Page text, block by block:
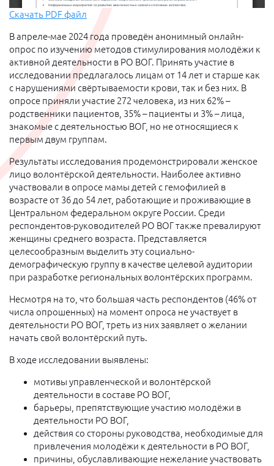
Скачать PDF файл
В апреле-мае 2024 года проведён анонимный онлайн-
опрос по изучению методов стимулирования молодёжи к
активной деятельности в РО ВОГ. Принять участие в
исследовании предлагалось лицам от 14 лет и старше как
с нарушениями свёртываемости крови, так и без них. В
опросе приняли участие 272 человека, из них 62% –
родственники пациентов, 35% – пациенты и 3% – лица,
знакомые с деятельностью ВОГ, но не относящиеся к
первым двум группам.
Результаты исследования продемонстрировали женское
лицо волонтёрской деятельности. Наиболее активно
участвовали в опросе мамы детей с гемофилией в
возрасте от 36 до 54 лет, работающие и проживающие в
Центральном федеральном округе России. Среди
респондентов-руководителей РО ВОГ также превалируют
женщины среднего возраста. Представляется
целесообразным выделить эту социально-
демографическую группу в качестве целевой аудитории
при разработке региональных волонтёрских программ.
Несмотря на то, что большая часть респондентов (46% от
числа опрошенных) на момент опроса не участвует в
деятельности РО ВОГ, треть из них заявляет о желании
начать свой волонтёрский путь.
В ходе исследовании выявлены:
мотивы управленческой и волонтёрской
деятельности в составе РО ВОГ,
барьеры, препятствующие участию молодёжи в
деятельности РО ВОГ,
действия со стороны руководства, необходимые для
привлечения молодёжи к деятельности в РО ВОГ,
причины, обуславливающие нежелание участвовать